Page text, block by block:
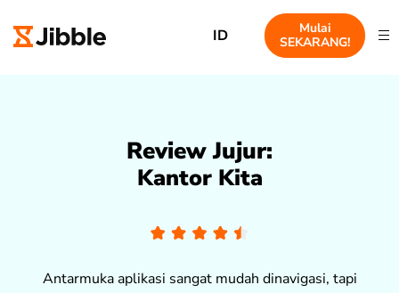
ID
Mulai
SEKARANG!
Review Jujur:
Kantor Kita
Antarmuka aplikasi sangat mudah dinavigasi, tapi